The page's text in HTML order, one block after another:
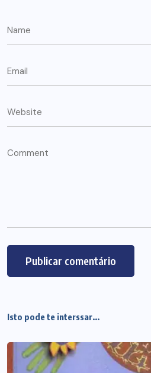
Isto pode te interssar...